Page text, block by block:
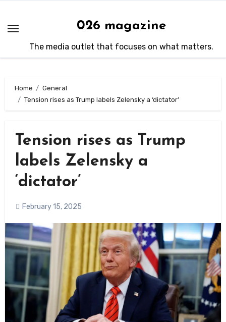
content
026 magazine
The media outlet that focuses on what matters.
Home
General
Tension rises as Trump labels Zelensky a ‘dictator’
Tension rises as Trump
labels Zelensky a
‘dictator’
February 15, 2025